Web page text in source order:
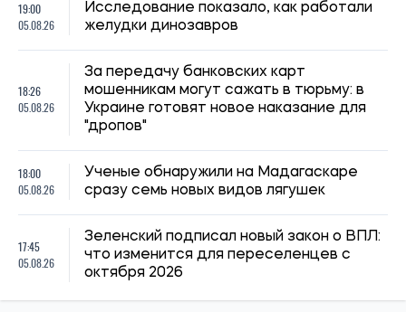
19:00
05.08.26
Исследование показало, как работали
желудки динозавров
18:26
05.08.26
За передачу банковских карт
мошенникам могут сажать в тюрьму: в
Украине готовят новое наказание для
"дропов"
18:00
05.08.26
Ученые обнаружили на Мадагаскаре
сразу семь новых видов лягушек
17:45
05.08.26
Зеленский подписал новый закон о ВПЛ:
что изменится для переселенцев с
октября 2026